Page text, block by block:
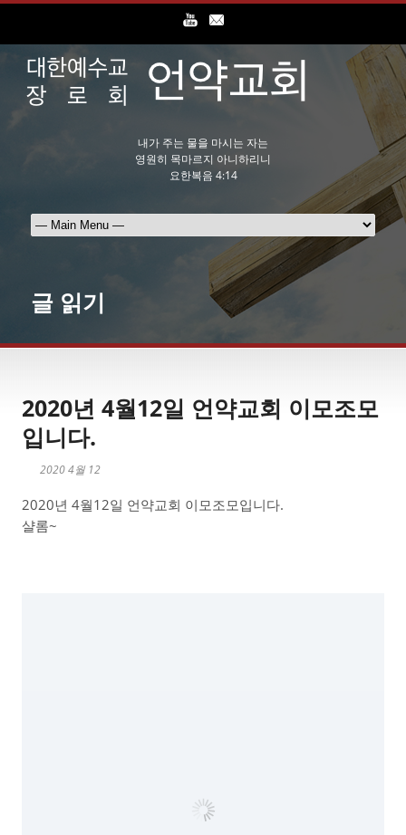
내가 주는 물을 마시는 자는
영원히 목마르지 아니하리니
요한복음 4:14
글 읽기
2020년 4월12일 언약교회 이모조모
입니다.
2020 4월 12
2020년 4월12일 언약교회 이모조모입니다.
샬롬~